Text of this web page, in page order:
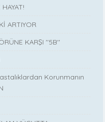
ARTIYOR
KARŞI ''5B''
Korunmanın